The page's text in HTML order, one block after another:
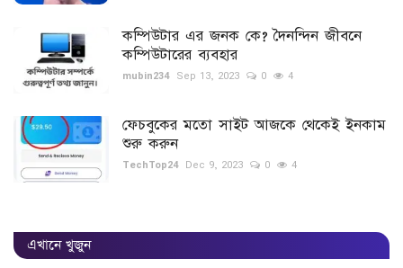
কম্পিউটার এর জনক কে? দৈনন্দিন জীবনে
কম্পিউটারের ব্যবহার
mubin234 Sep 13, 2023 0 4
ফেচবুকের মতো সাইট আজকে থেকেই ইনকাম
শুরু করুন
TechTop24 Dec 9, 2023 0 4
এখানে খুজুন